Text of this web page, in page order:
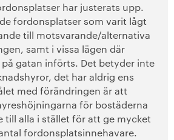
har justerats upp.
fordonsplatser som varit lågt
till motsvarande/alternativa
samt i vissa lägen där
gatan införts. Det betyder inte
det har aldrig ens
med förändringen är att
för bostäderna
till alla i stället för att ge mycket
fordonsplatsinnehavare.